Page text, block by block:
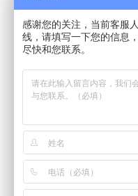
聚丙
聚
感谢您的关注，当前客服
线，请填写一下您的信息
尽快和您联系。